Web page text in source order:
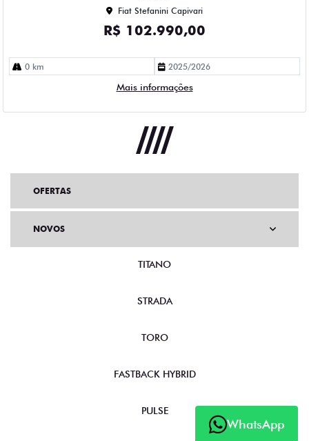
Fiat Stefanini Capivari
R$ 102.990,00
0 km 2025/2026
Mais informações
WhatsApp
OFERTAS
NOVOS
TITANO
STRADA
TORO
FASTBACK HYBRID
PULSE